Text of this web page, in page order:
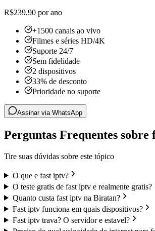
R$239,90 por ano
+1500 canais ao vivo
Filmes e séries HD/4K
Suporte 24/7
Sem fidelidade
2 dispositivos
33% de desconto
Prioridade no suporte
Assinar via WhatsApp
Perguntas Frequentes sobre
Tire suas dúvidas sobre este tópico
O que e fast iptv?
O teste gratis de fast iptv e realmente gratis?
Quanto custa fast iptv na Biratan?
Fast iptv funciona em quais dispositivos?
Fast iptv trava? O servidor e estavel?